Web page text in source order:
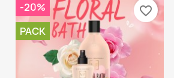
-20%
PACK
favorite_border